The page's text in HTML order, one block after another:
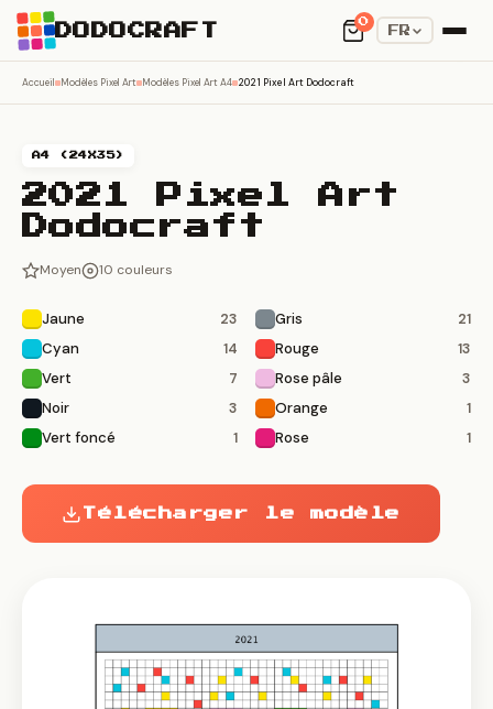
DODOCRAFT
0
FR
Accueil Modèles Pixel Art Modèles Pixel Art A4 2021 Pixel Art Dodocraft
A4 (24X35)
2021 Pixel Art
Dodocraft
Moyen 10 couleurs
Jaune 23 Gris 21
Cyan 14 Rouge 13
Vert 7 Rose pâle 3
Noir 3 Orange 1
Vert foncé 1 Rose 1
Télécharger le modèle